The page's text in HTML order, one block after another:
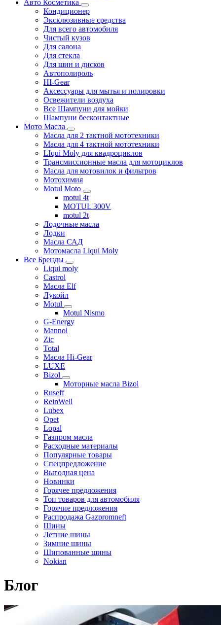
Авто Косметика
Кондиционер
Эксклюзивные средства
Для всего автомобиля
Чистый кузов
Для салона
Для стекла
Для шин и дисков
Автополироль
HI-Gear
Аксессуары для мытья и полировки
Освежители воздуха
Все Шампуни для мойки
Шампуни бесконтактные
Мото Масла
Масла для 2 тактной мототехники
Масла для 4 тактной мототехники
LIqui Moly для квадроциклов
Трансмиссионные масла для мотоциклов
Масла для мотовилок и фильтров
Мотохимия
Motul Moto
motul 4t
MOTUL 300V
motul 2t
Лодочные масла
Лодки
Масла САД
Мотомасла Liqui Moly
Все Бренды
Liqui moly
Castrol
Масла Elf
Лукойл
Motul
Motul Nismo
G-Energy
Mannol
Zic
Total
Масла Hi-Gear
LUXE
Bizol
Моторные масла Bizol
Ruseff
ReinWell
Lubex
Opet
Lopal
Газпром масла
Расходные материалы
Популярные товары
Спецпредложение
Выгодная цена
Новинки
Горячее предложения
Топ товаров для автомобиля
Горячие предложения
Распродажа Gazpromneft
Шины
Летние шины
Зимние шины
Шипованные шины
Nokian
Блог